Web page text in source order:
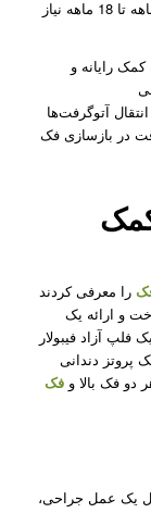
بازگشت کامل دندان‌ها ممکن است به یک دوره 6 ماهه تا 18 ماهه نیاز
رایانه و
آتوگرفت‌ها
در بازسازی فک
را معرفی کردند
و ارائه یک
فلپ آزاد فیبولار
پروتز دندانی
دو فک بالا و فک
یک عمل جراحی،